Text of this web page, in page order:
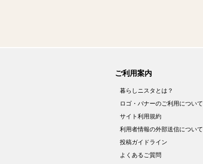
ご利用案内
暮らしニスタとは？
ロゴ・バナーのご利用について
サイト利用規約
利用者情報の外部送信について
投稿ガイドライン
よくあるご質問